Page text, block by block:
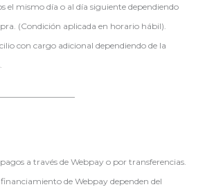
el mismo día o al día siguiente dependiendo
(Condición aplicada en horario hábil).
con cargo adicional dependiendo de la
a través de Webpay o por transferencias.
financiamiento de Webpay dependen del